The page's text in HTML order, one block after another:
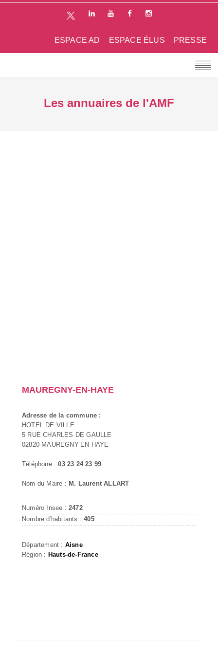
PRESSE
ESPACE ÉLUS
ESPACE AD
Les annuaires de l'AMF
MAUREGNY-EN-HAYE
Adresse de la commune :
HOTEL DE VILLE
5 RUE CHARLES DE GAULLE
02820 MAUREGNY-EN-HAYE
Téléphone :03 23 24 23 99
Nom du Maire : M. Laurent ALLART
Numéro Insee : 2472
Nombre d'habitants :405
Département : Aisne
Région : Hauts-de-France